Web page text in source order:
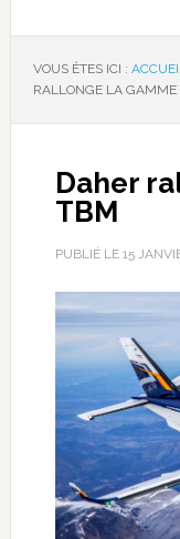
VOUS ÊTES ICI :
RALLONGE LA GAMME
Daher
TBM
PUBLIÉ LE 15